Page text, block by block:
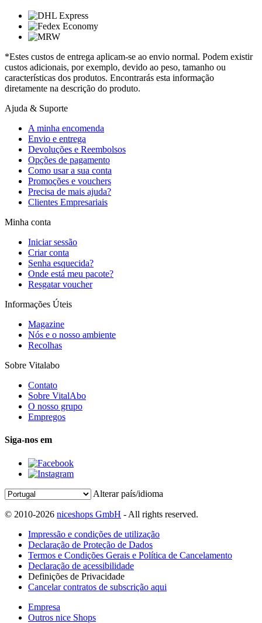
*Estes custos de entrega aplicam-se ao envio normal. Podem existir
custos adicionais, por exemplo, devido ao peso, tamanho ou
características dos produtos. Encontrarás esta informação
diretamente na descrição do produto.
Ajuda & Suporte
A minha encomenda
Envio e entrega
Devoluções e Reembolsos
Opções de pagamento
Como usar a sua conta
Promoções e vouchers
Precisa de mais ajuda?
Clientes Empresariais
Minha conta
Iniciar sessão
Criar conta
Senha esquecida?
Onde está meu pacote?
Resgatar voucher
Informações Úteis
Magazine
Nós e o nosso ambiente
Recolhas
Sobre Vitalabo
Contato
Sobre VitalAbo
O nosso grupo
Empregos
Siga-nos em
Alterar país/idioma
© 2010-2026 niceshops GmbH - All rights reserved.
Impressão e condições de utilização
Declaração de Proteção de Dados
Termos e Condições Gerais e Política de Cancelamento
Declaração de acessibilidade
Definições de Privacidade
Cancelar contratos de subscrição aqui
Empresa
Outros nice Shops